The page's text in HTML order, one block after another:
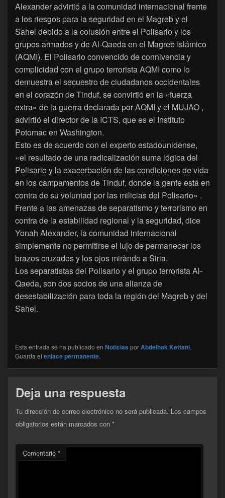
Alexander advirtió a la comunidad internacional frente
a los riesgos para la seguridad en el Magreb y el
Sahel debido a la colusión entre el Polisario y los
grupos armados y de Al-Qaeda en el Magreb Islámico
(AQMI). El Polisario convencido de connivencia y
complicidad con el grupo terrorista AQMI como lo
demuestra el secuestro de ciudadanos occidentales
en el corazón de Tinduf, se convirtió en la «fuerza
extra» de la guerra declarada por AQMI y el MUJAO ,
advirtió el director de la ICTS, que es el Instituto
Potomac en Washington.
Esto es de acuerdo con el experto estadounidense,
«el resultado de una radicalización suma lógica del
Polisario y la exacerbación de las condiciones de vida
en los campamentos de Tinduf, donde la gente está en
contra de su voluntad por las milicias del Polisario» .
Frente a las amenazas de separatismo y terrorismo en
contra de la estabilidad regional y la seguridad, dice
Yonah Alexander, la comunidad internacional
simplemente no permitirse el lujo de permanecer los
brazos cruzados y los ojos miràndo a Siria.
Los separatistas del Polisario y el grupo terrorista Al-
Qaeda, son dos socios de una alianza de
desestabilización para toda la región del Magreb y del
Sahel.
Esta entrada se ha publicado en Noticias porAbdelhak Kettani.
Guarda el enlace permanente.
Deja una respuesta
Tu dirección de correo electrónico no será publicada. Los campos
obligatorios están marcados con *
Comentario *